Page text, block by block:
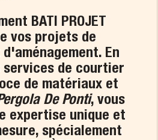
BATI PROJET
vos projets de
En
de courtier
de matériaux et
De Ponti, vous
expertise unique et
spécialement